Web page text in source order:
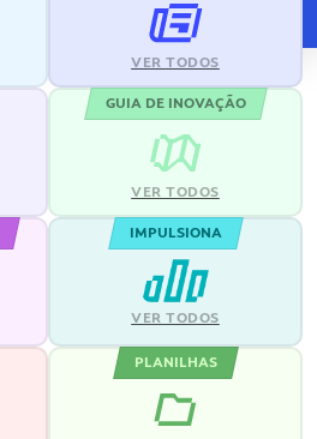
VER TODOS
GUIA DE INOVAÇÃO
VER TODOS
IMPULSIONA
VER TODOS
PLANILHAS